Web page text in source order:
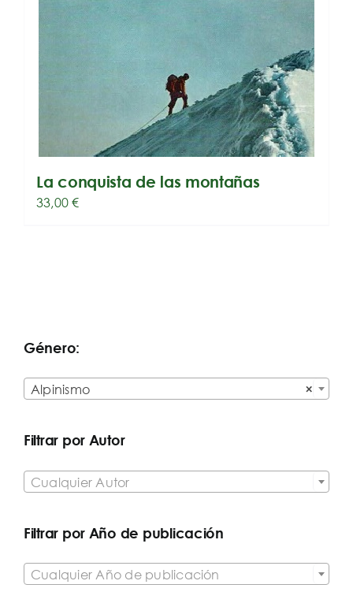
La conquista de las montañas
33,00€
Género:
×
Alpinismo
Filtrar por Autor
Cualquier Autor
Filtrar por Año de publicación
Cualquier Año de publicación